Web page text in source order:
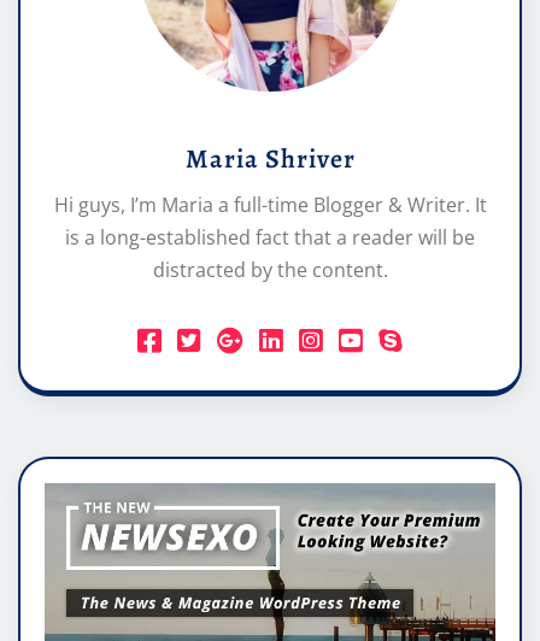
Maria Shriver
Hi guys, I’m Maria a full-time Blogger & Writer. It
is a long-established fact that a reader will be
distracted by the content.